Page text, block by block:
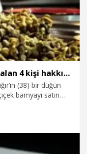
Çalınan çiçek bamyaları satın alan 4 kişi hakkında 3 yıla kadar hapis istemi
(38) bir düğün
bamyayı satın